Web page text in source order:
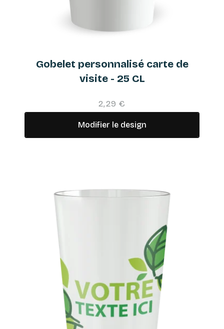
Gobelet personnalisé carte de
visite - 25 CL
2,29 €
Modifier le design